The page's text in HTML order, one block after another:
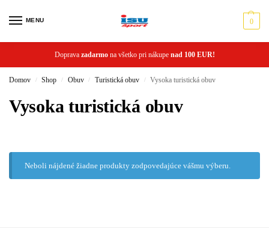
MENU 0
Doprava zadarmona všetko pri nákupe nad 100 EUR!
Domov / Shop / Obuv / Turistická obuv / Vysoka turistická obuv
Vysoka turistická obuv
Neboli nájdené žiadne produkty zodpovedajúce vášmu výberu.